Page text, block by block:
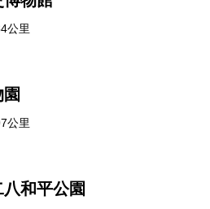
公里
公里
和平公園